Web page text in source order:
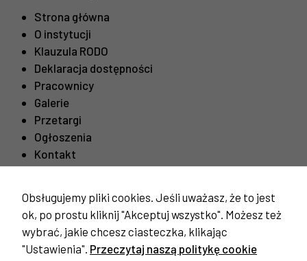
Strona główna
O instytucji
Klauzula RODO
Deklaracja dostępności
Pracownicy
Galerie
Przetargi
Ogłoszenia
Kontakt
Ważne linki
Procedura odwiedzin mieszkańców
Obsługujemy pliki cookies. Jeśli uważasz, że to jest
ok, po prostu kliknij "Akceptuj wszystko". Możesz też
wybrać, jakie chcesz ciasteczka, klikając
"Ustawienia". Przeczytaj naszą politykę cookie
Konieczne
Te pliki cookie
nie są
opcjonalne. Są
one potrzebne